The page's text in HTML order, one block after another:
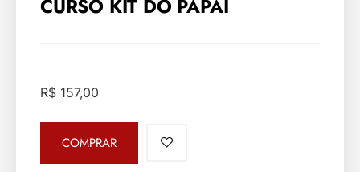
CURSO KIT DO PAPAI
R$ 157,00
COMPRAR